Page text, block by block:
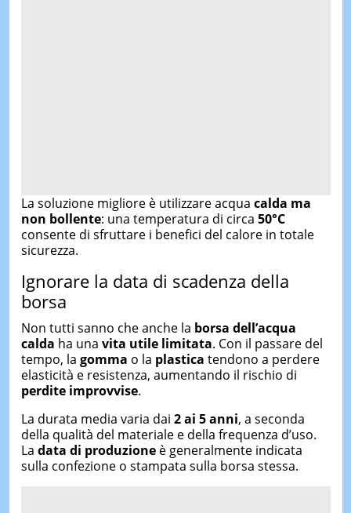
La soluzione migliore è utilizzare acqua calda ma
non bollente: una temperatura di circa 50°C
consente di sfruttare i benefici del calore in totale
sicurezza.
Ignorare la data di scadenza della
borsa
Non tutti sanno che anche la borsa dell’acqua
calda ha una vita utile limitata. Con il passare del
tempo, la gomma o la plastica tendono a perdere
elasticità e resistenza, aumentando il rischio di
perdite improvvise.
La durata media varia dai 2 ai 5 anni, a seconda
della qualità del materiale e della frequenza d’uso.
La data di produzioneè generalmente indicata
sulla confezione o stampata sulla borsa stessa.